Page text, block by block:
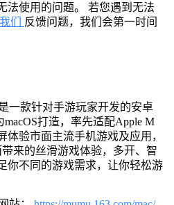
法使用的问题。 若您遇到无法
们
反馈问题，我们会第一时间
一款针对手游玩家开发的安卓
打造，率先适配Apple M
体验市面主流手机游戏及应用，
来的丝滑游戏体验，多开、智
你不同的游戏需求，让你轻松游